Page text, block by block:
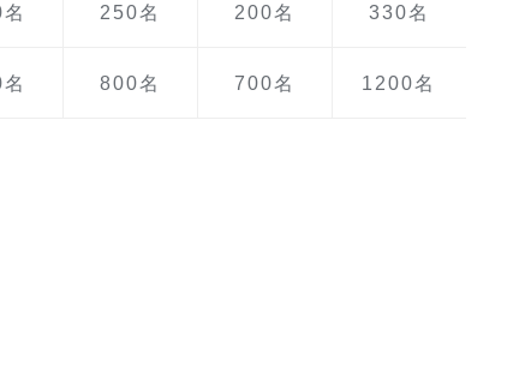
250名 200名 330名
800名 700名 1200名